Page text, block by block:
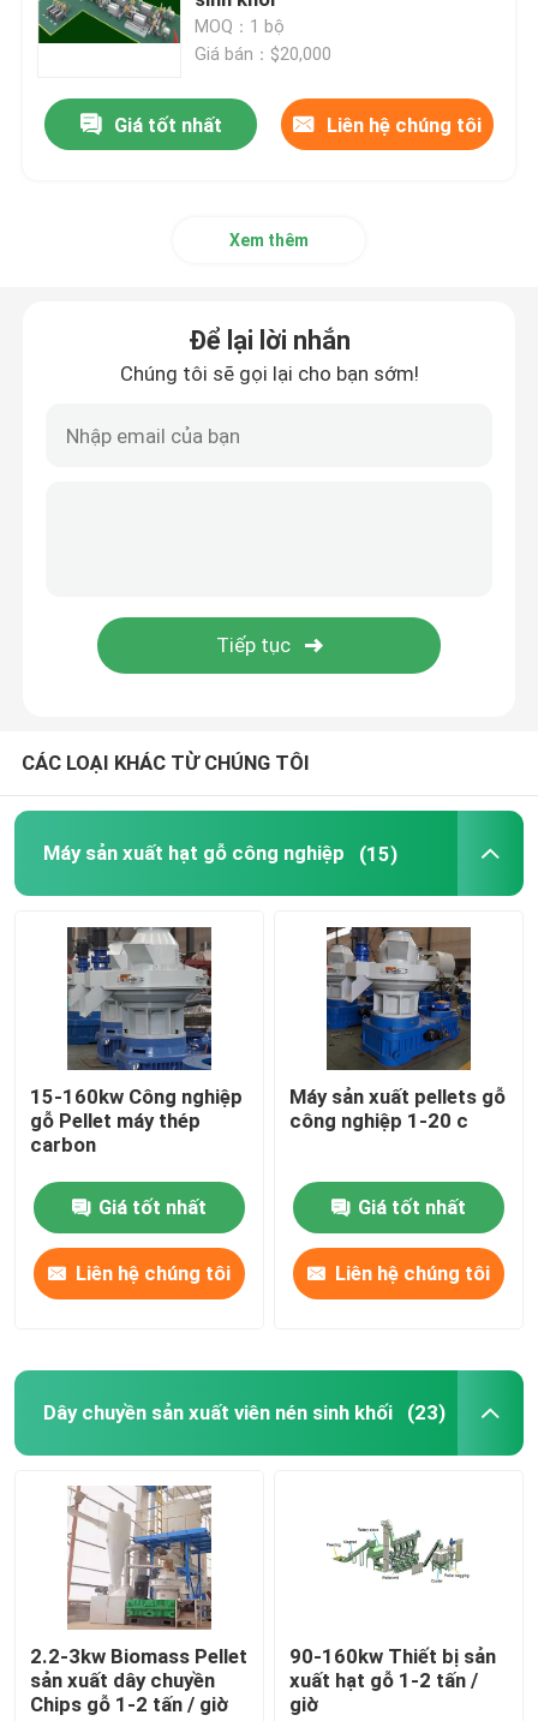
Máy sản xuất hạt gỗ công nghiệp
Dây chuyền sản xuất viên nén sinh khối
máy nghiền búa
Thiết bị sấy khô sinh khối
Phụ kiện máy hạt
Máy phân loại rác thải gia đình
MOQ：1 bộ
Giá bán：$20,000
Giá tốt nhất Liên hệ chúng tôi
Xem thêm
Để lại lời nhắn
Chúng tôi sẽ gọi lại cho bạn sớm!
CÁC LOẠI KHÁC TỪ CHÚNG TÔI
Máy sản xuất hạt gỗ công nghiệp (15)
15-160kw Công nghiệp
gỗ Pellet máy thép
carbon
Giá tốt nhất
Liên hệ chúng tôi
Máy sản xuất pellets gỗ
công nghiệp 1-20 c
Giá tốt nhất
Liên hệ chúng tôi
Dây chuyền sản xuất viên nén sinh khối (23)
2.2-3kw Biomass Pellet
sản xuất dây chuyền
Chips gỗ 1-2 tấn / giờ
90-160kw Thiết bị sản
xuất hạt gỗ 1-2 tấn /
giờ